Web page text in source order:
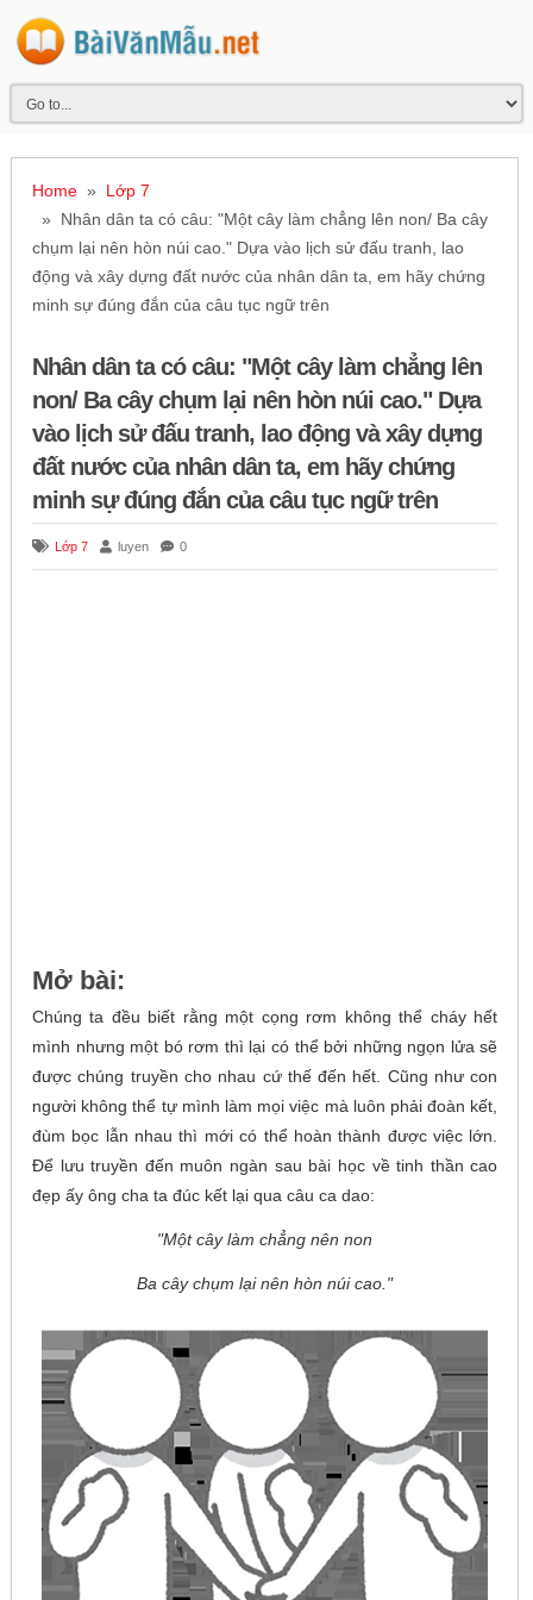
Home» Lớp 7
» Nhân dân ta có câu: "Một cây làm chẳng lên non/ Ba cây
chụm lại nên hòn núi cao." Dựa vào lịch sử đấu tranh, lao
động và xây dựng đất nước của nhân dân ta, em hãy chứng
minh sự đúng đắn của câu tục ngữ trên
Nhân dân ta có câu: "Một cây làm chẳng lên
non/ Ba cây chụm lại nên hòn núi cao." Dựa
vào lịch sử đấu tranh, lao động và xây dựng
đất nước của nhân dân ta, em hãy chứng
minh sự đúng đắn của câu tục ngữ trên
Lớp 7 luyen 0
Mở bài:
Chúng ta đều biết rằng một cọng rơm không thể cháy hết
mình nhưng một bó rơm thì lại có thể bởi những ngọn lửa sẽ
được chúng truyền cho nhau cứ thế đến hết. Cũng như con
người không thể tự mình làm mọi việc mà luôn phải đoàn kết,
đùm bọc lẫn nhau thì mới có thể hoàn thành được việc lớn.
Để lưu truyền đến muôn ngàn sau bài học về tinh thần cao
đẹp ấy ông cha ta đúc kết lại qua câu ca dao:
"Một cây làm chẳng nên non
Ba cây chụm lại nên hòn núi cao."